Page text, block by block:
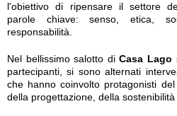
l'obiettivo di ripensare il settore
parole chiave: senso, etica,
responsabilità.
Nel bellissimo salotto diCasa Lago
partecipanti, si sono alternati
che hanno coinvolto protagonisti
della progettazione, della sostenibilità